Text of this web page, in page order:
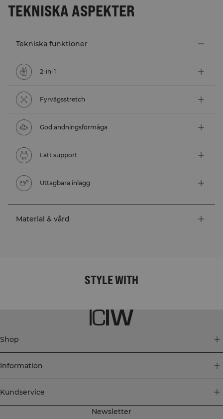
TEKNISKA ASPEKTER
Tekniska funktioner
2-in-1
Fyrvägsstretch
God andningsförmåga
Lätt support
Uttagbara inlägg
Material & vård
STYLE WITH
Shop
Information
Kundservice
Newsletter